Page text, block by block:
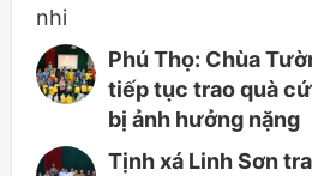
Phú Thọ: Chùa
tiếp tục trao quà
bị ảnh hưởng nặng
Tịnh xá Linh Sơn